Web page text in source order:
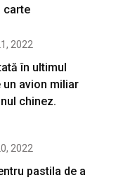
carte
2022
în ultimul
avion miliar
chinez.
2022
pastila de a